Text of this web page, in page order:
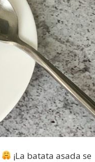
¡La batata asada se